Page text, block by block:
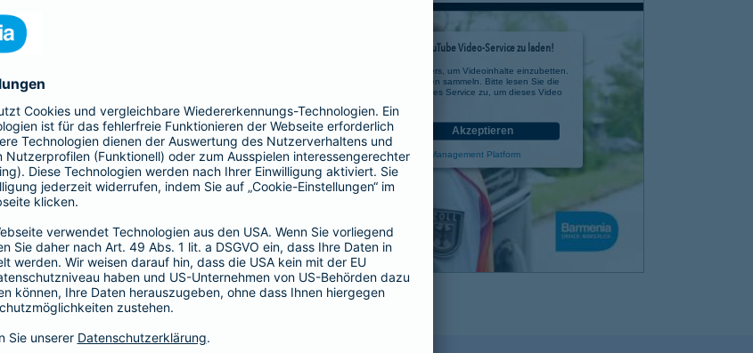
zu laden!
einzubetten.
Sie die
dieses Video
Wir benötigen Ihre Zustimmung, um den YouTube Video-Service zu laden!
Wir verwenden einen Service eines Drittanbieters, um Videoinhalte einzubetten.
Dieser Service kann Daten zu Ihren Aktivitäten sammeln. Bitte lesen Sie die
Details durch und stimmen Sie der Nutzung des Service zu, um dieses Video
Mehr Informationen Akzeptieren
powered byUsercentrics Consent Management Platform